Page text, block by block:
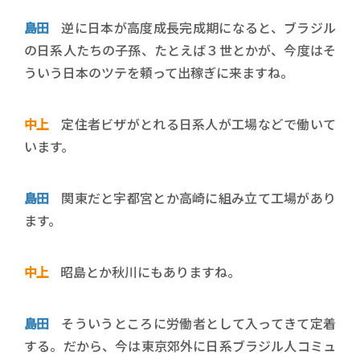
島田逆に日本が高度成長完成期になると、ブラジル
の日系人たちの子孫、たとえば３世とかが、今度はそ
ういう日本のツテを頼って出稼ぎに来ますね。
中上定住者ビザがとれる日系人が工場などで働いて
います。
島田関東だと宇都宮とか高崎に組み立て工場があり
ます。
中上昭島とか秋川にもありますね。
島田そういうところに労働者として入ってきて定着
する。だから、今は東京郊外に日系ブラジル人コミュ